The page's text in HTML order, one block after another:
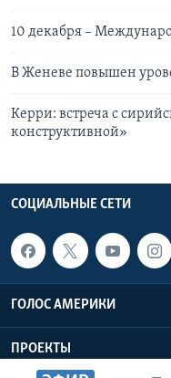
10 декабря –
В Женеве повышен
Керри: встреча с
конструктивной»
СОЦИАЛЬНЫЕ СЕТИ
ГОЛОС АМЕРИКИ
ПРОЕКТЫ